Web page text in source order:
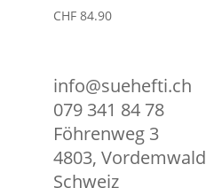
CHF84.90
info@suehefti.ch
079 341 84 78
Föhrenweg 3
4803, Vordemwald
Schweiz